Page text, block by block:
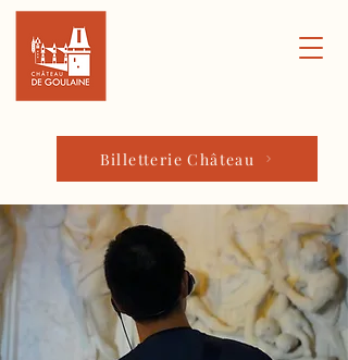
Billetterie Château